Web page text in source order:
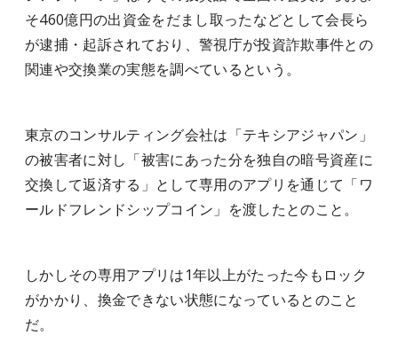
そ460億円の出資金をだまし取ったなどとして会長ら
が逮捕・起訴されており、警視庁が投資詐欺事件との
関連や交換業の実態を調べているという。
東京のコンサルティング会社は「テキシアジャパン」
の被害者に対し「被害にあった分を独自の暗号資産に
交換して返済する」として専用のアプリを通じて「ワ
ールドフレンドシップコイン」を渡したとのこと。
しかしその専用アプリは1年以上がたった今もロック
がかかり、換金できない状態になっているとのこと
だ。